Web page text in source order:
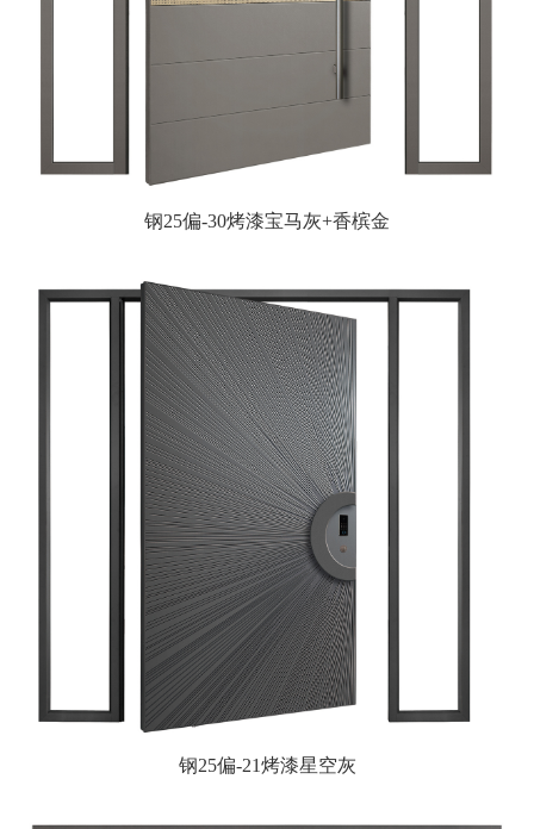
钢25偏-30烤漆宝马灰+香槟金
钢25偏-21烤漆星空灰